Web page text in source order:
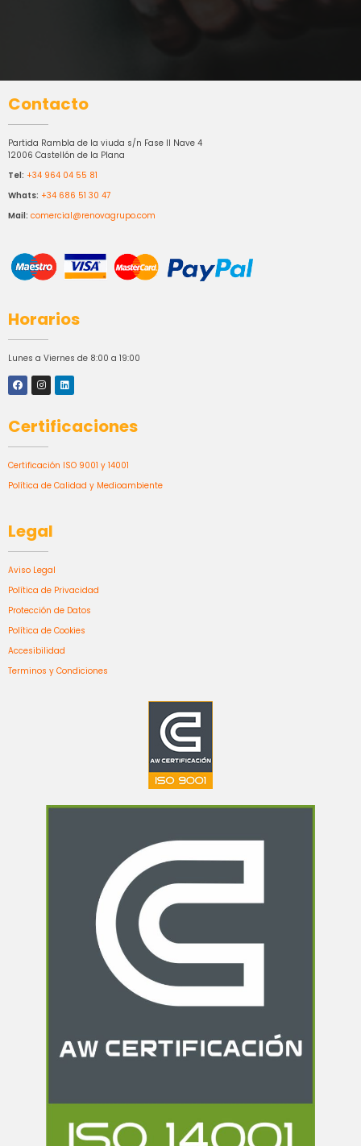
Contacto
Partida Rambla de la viuda s/n Fase II Nave 4
12006 Castellón de la Plana
Tel: +34 964 04 55 81
Whats: +34 686 51 30 47
Mail: comercial@renovagrupo.com
Horarios
Lunes a Viernes de 8:00 a 19:00
Certificaciones
Certificación ISO 9001 y 14001
Política de Calidad y Medioambiente
Legal
Aviso Legal
Política de Privacidad
Protección de Datos
Política de Cookies
Accesibilidad
Terminos y Condiciones